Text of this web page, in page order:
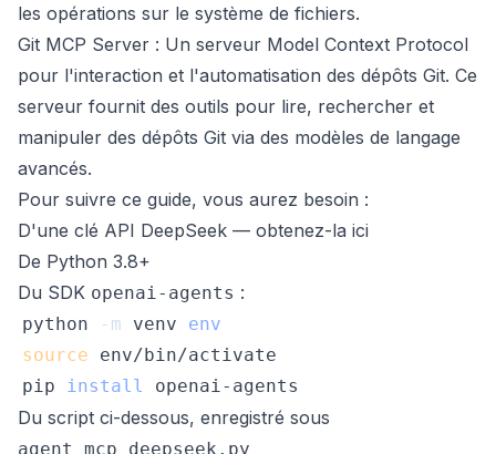
les opérations sur le système de fichiers.
Git MCP Server : Un serveur Model Context Protocol
pour l'interaction et l'automatisation des dépôts Git. Ce
serveur fournit des outils pour lire, rechercher et
manipuler des dépôts Git via des modèles de langage
avancés.
Pour suivre ce guide, vous aurez besoin :
D'une clé API DeepSeek — obtenez-la ici
De Python 3.8+
Du SDK openai-agents :
python -m venv env
source
pip
install
Du script ci-dessous, enregistré sous
agent_mcp_deepseek.py